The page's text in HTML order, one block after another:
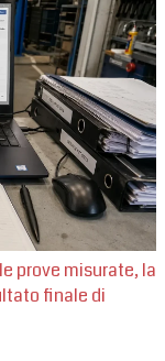
prove misurate, la
finale di